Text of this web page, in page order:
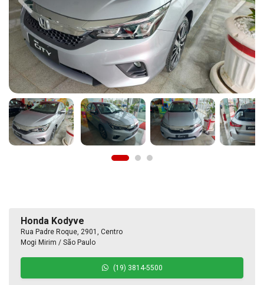
Previous Next
Honda Kodyve
Rua Padre Roque, 2901, Centro
Mogi Mirim / São Paulo
(19) 3814-5500